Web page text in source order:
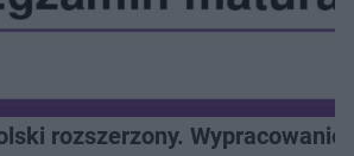
rozszerzony.